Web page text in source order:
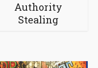
Authority
Stealing